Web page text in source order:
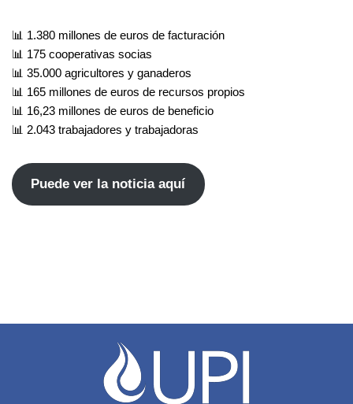
📊 1.380 millones de euros de facturación
📊 175 cooperativas socias
📊 35.000 agricultores y ganaderos
📊 165 millones de euros de recursos propios
📊 16,23 millones de euros de beneficio
📊 2.043 trabajadores y trabajadoras
Puede ver la noticia aquí